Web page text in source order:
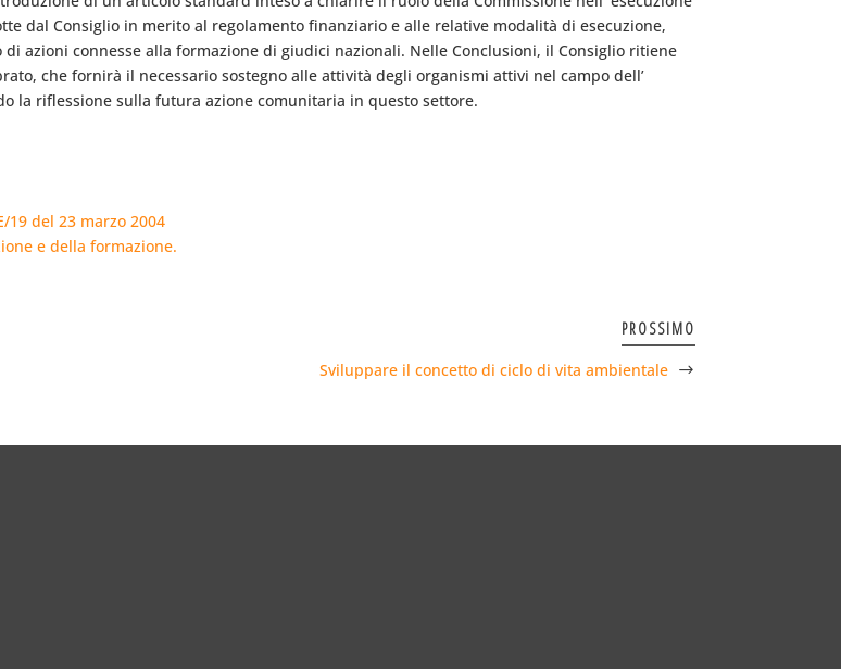
dal Consiglio in merito al regolamento finanziario e alle relative modalità di esecuzione,
azioni connesse alla formazione di giudici nazionali. Nelle Conclusioni, il Consiglio ritiene
che fornirà il necessario sostegno alle attività degli organismi attivi nel campo dell’
la riflessione sulla futura azione comunitaria in questo settore.
19 del 23 marzo 2004
e della formazione.
PROSSIMO
Sviluppare il concetto di ciclo di vita ambientale